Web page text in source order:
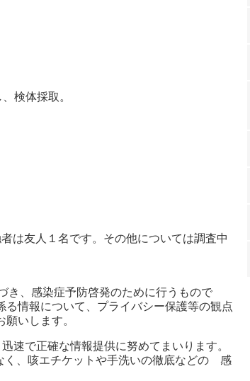
検体採取。
は友人１名です。その他については調査中
き、感染症予防啓発のために行うもので
情報について、プライバシー保護等の観点
いします。
速で正確な情報提供に努めてまいります。
く、咳エチケットや手洗いの徹底などの 感